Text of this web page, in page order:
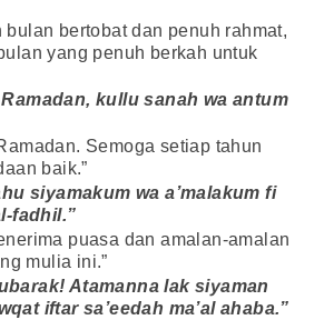
bulan bertobat dan penuh rahmat,
yang penuh berkah untuk
kullu sanah wa antum
Semoga setiap tahun
baik.”
siyamakum wa a’malakum fi
fadhil.”
puasa dan amalan-amalan
mulia ini.”
Atamanna lak siyaman
iftar sa’eedah ma’al ahaba.”